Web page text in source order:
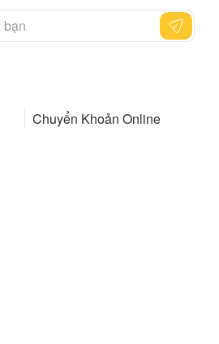
Chuyển Khoản Online